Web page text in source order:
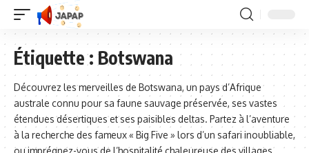
Étiquette :Botswana
Découvrez les merveilles de Botswana, un pays d’Afrique
australe connu pour sa faune sauvage préservée, ses vastes
étendues désertiques et ses paisibles deltas. Partez à l’aventure
à la recherche des fameux « Big Five » lors d’un safari inoubliable,
ou imprégnez-vous de l’hospitalité chaleureuse des villages